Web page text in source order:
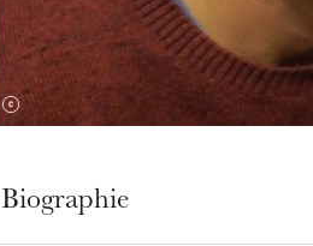
Biographie